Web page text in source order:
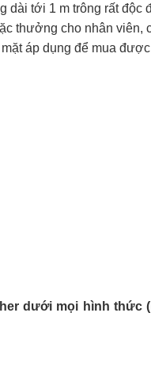
dài tới 1 m trông rất độc
thưởng cho nhân viên,
áp dụng để mua
dưới mọi hình thức